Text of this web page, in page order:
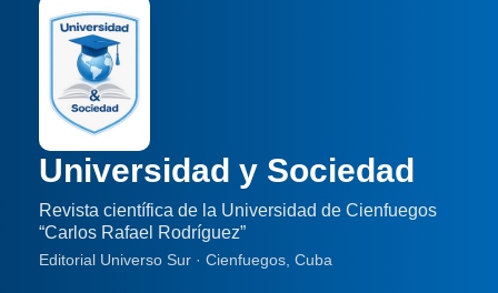
Universidad y Sociedad
Revista científica de la Universidad de Cienfuegos
“Carlos Rafael Rodríguez”
Editorial Universo Sur · Cienfuegos, Cuba